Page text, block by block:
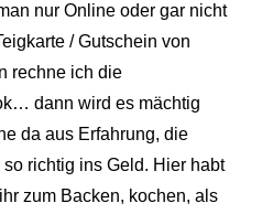
nur Online oder gar nicht
/ Gutschein von
rechne ich die
dann wird es mächtig
da aus Erfahrung, die
richtig ins Geld. Hier habt
zum Backen, kochen, als